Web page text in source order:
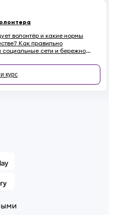
волонтёр и какие нормы
Как правильно
социальные сети и бережно
и ответственным
вас.
курс